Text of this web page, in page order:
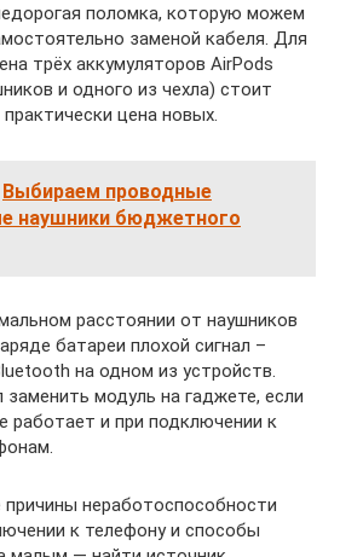
поломка, которую можем
заменой кабеля. Для
трёх аккумуляторов AirPods
и одного из чехла) стоит
цена новых.
Выбираем проводные
наушники бюджетного
расстоянии от наушников
батареи плохой сигнал –
на одном из устройств.
модуль на гаджете, если
работает и при подключении к
неработоспособности
к телефону и способы